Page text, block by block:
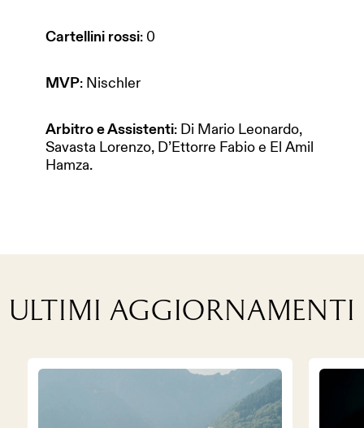
Cartellini rossi: 0
MVP: Nischler
Arbitro e Assistenti: Di Mario Leonardo,
Savasta Lorenzo, D’Ettorre Fabio e El Amil
Hamza.
Ultimi aggiornamenti